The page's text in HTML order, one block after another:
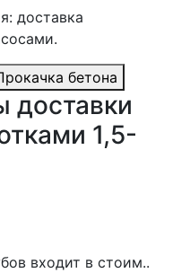
доставка
бетона
доставки
1,5-
входит в стоим..